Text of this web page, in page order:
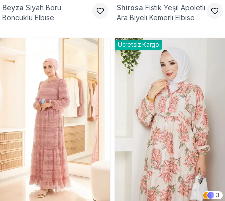
Beyza Siyah Boru
Boncuklu Elbise
Shirosa Fıstık Yeşil Apoletli
Ara Biyeli Kemerli Elbise
Ücretsiz Kargo
3